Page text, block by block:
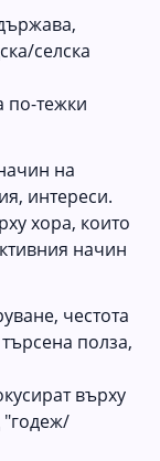
селска
по-тежки
на
интереси.
хора, които
начин
честота
полза,
върху
"годеж/